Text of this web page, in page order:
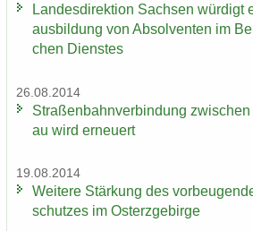
Lan­des­di­rek­ti­on Sach­sen wür­digt
aus­bil­dung von Ab­sol­ven­ten im
chen Diens­tes
26.08.2014
Stra­ßen­bahn­ver­bin­dung
au wird er­neu­ert
19.08.2014
Wei­te­re Stär­kung des
schut­zes im Ost­erz­ge­bir­ge